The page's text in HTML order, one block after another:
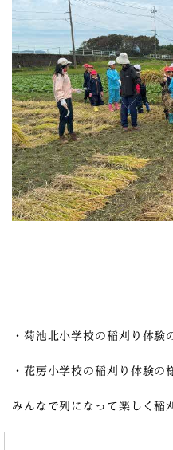
・菊池北小学校の稲刈り体験
・花房小学校の稲刈り体験の
みんなで列になって楽しく稲